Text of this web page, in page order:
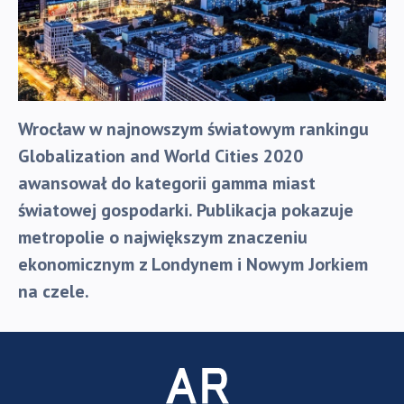
Wrocław w najnowszym światowym rankingu
Globalization and World Cities 2020
awansował do kategorii gamma miast
światowej gospodarki. Publikacja pokazuje
metropolie o największym znaczeniu
ekonomicznym z Londynem i Nowym Jorkiem
na czele.